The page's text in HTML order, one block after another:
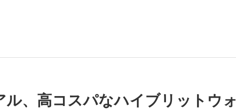
ル、高コスパなハイブリットウォ